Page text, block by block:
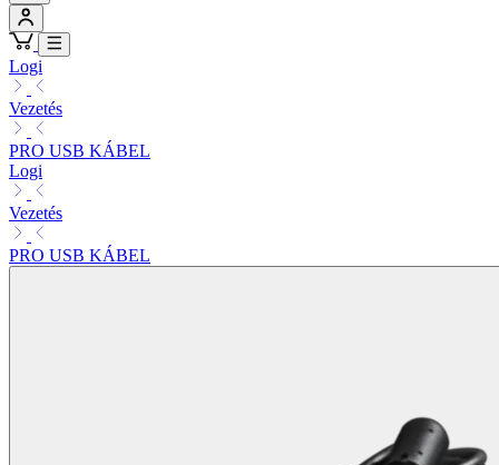
Logi
Vezetés
PRO USB KÁBEL
Logi
Vezetés
PRO USB KÁBEL